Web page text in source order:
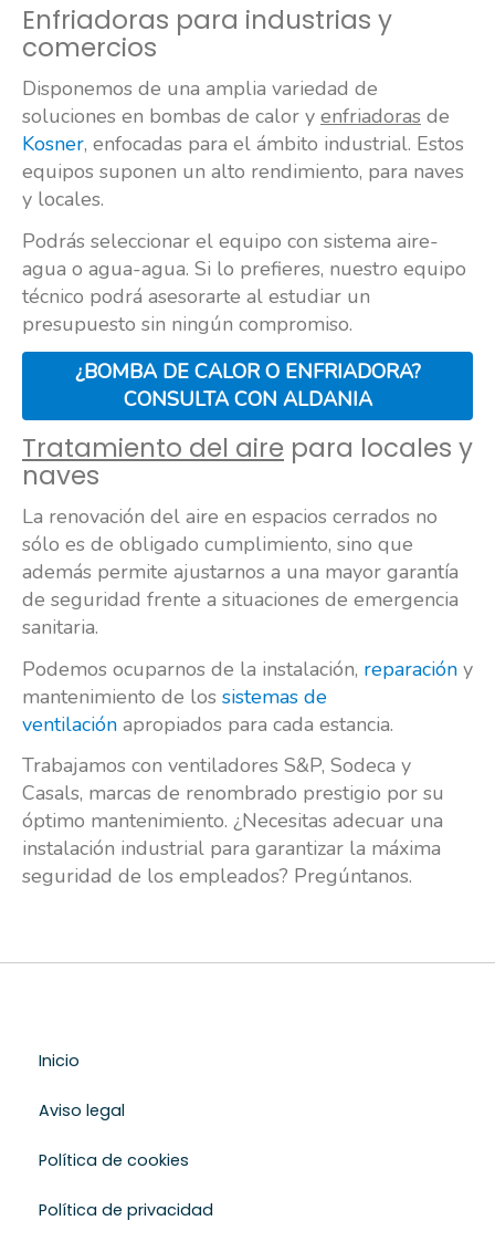
Enfriadoras para industrias y
comercios
Disponemos de una amplia variedad de
soluciones en bombas de calor y enfriadoras de
Kosner, enfocadas para el ámbito industrial. Estos
equipos suponen un alto rendimiento, para naves
y locales.
Podrás seleccionar el equipo con sistema aire-
agua o agua-agua. Si lo prefieres, nuestro equipo
técnico podrá asesorarte al estudiar un
presupuesto sin ningún compromiso.
¿BOMBA DE CALOR O ENFRIADORA?
CONSULTA CON ALDANIA
Tratamiento del aire para locales y
naves
La renovación del aire en espacios cerrados no
sólo es de obligado cumplimiento, sino que
además permite ajustarnos a una mayor garantía
de seguridad frente a situaciones de emergencia
sanitaria.
Podemos ocuparnos de la instalación, reparación y
mantenimiento de los sistemas de
ventilación apropiados para cada estancia.
Trabajamos con ventiladores S&P, Sodeca y
Casals, marcas de renombrado prestigio por su
óptimo mantenimiento. ¿Necesitas adecuar una
instalación industrial para garantizar la máxima
seguridad de los empleados? Pregúntanos.
Inicio
Aviso legal
Política de cookies
Política de privacidad